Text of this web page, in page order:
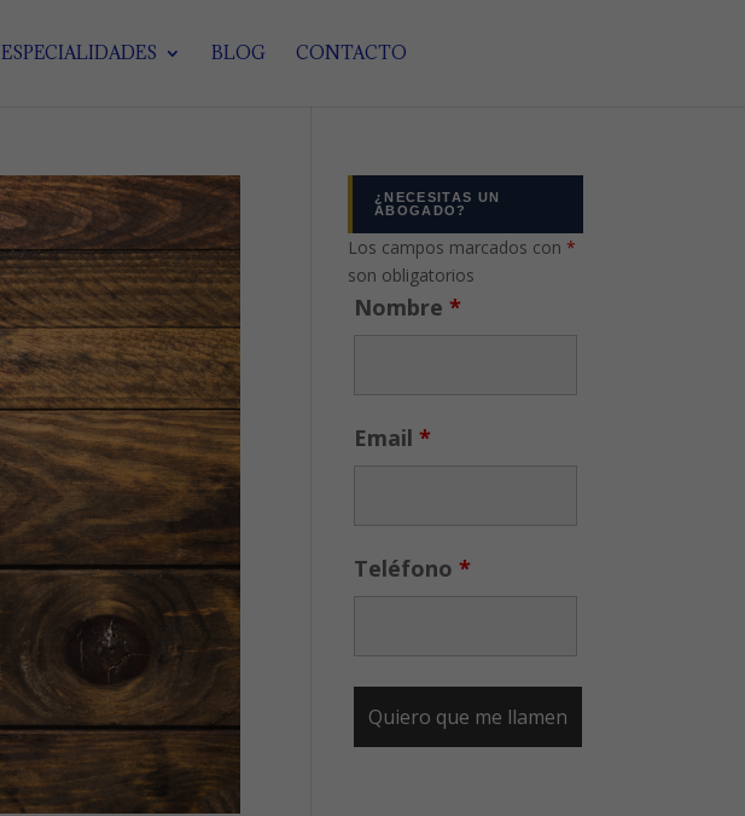
ESPECIALIDADES BLOG CONTACTO
¿NECESITAS UN
ABOGADO?
Los campos marcados con*
son obligatorios
Nombre*
Email*
Teléfono*